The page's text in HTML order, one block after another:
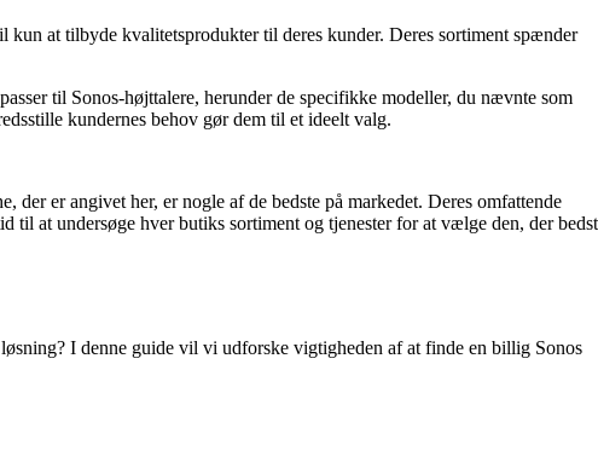
at tilbyde kvalitetsprodukter til deres kunder. Deres sortiment spænder
til Sonos-højttalere, herunder de specifikke modeller, du nævnte som
kundernes behov gør dem til et ideelt valg.
er angivet her, er nogle af de bedste på markedet. Deres omfattende
at undersøge hver butiks sortiment og tjenester for at vælge den, der bedst
I denne guide vil vi udforske vigtigheden af at finde en billig Sonos